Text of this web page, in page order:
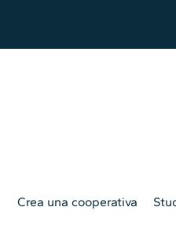
Crea una cooperativa